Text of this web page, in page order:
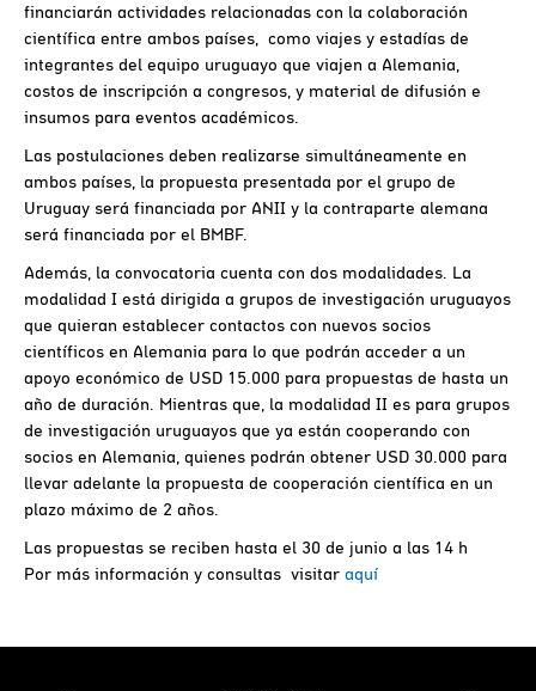
financiarán actividades relacionadas con la colaboración
científica entre ambos países, como viajes y estadías de
integrantes del equipo uruguayo que viajen a Alemania,
costos de inscripción a congresos, y material de difusión e
insumos para eventos académicos.
Las postulaciones deben realizarse simultáneamente en
ambos países, la propuesta presentada por el grupo de
Uruguay será financiada por ANII y la contraparte alemana
será financiada por el BMBF.
Además, la convocatoria cuenta con dos modalidades. La
modalidad I está dirigida a grupos de investigación uruguayos
que quieran establecer contactos con nuevos socios
científicos en Alemania para lo que podrán acceder a un
apoyo económico de USD 15.000 para propuestas de hasta un
año de duración. Mientras que, la modalidad II es para grupos
de investigación uruguayos que ya están cooperando con
socios en Alemania, quienes podrán obtener USD 30.000 para
llevar adelante la propuesta de cooperación científica en un
plazo máximo de 2 años.
Las propuestas se reciben hasta el 30 de junio a las 14 h
Por más información y consultas visitar aquí